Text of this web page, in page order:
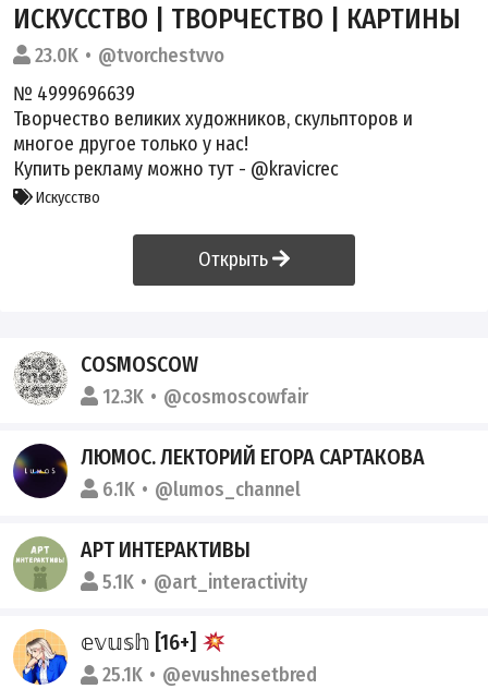
ИСКУССТВО | ТВОРЧЕСТВО | КАРТИНЫ
23.0K
@tvorchestvvo
№ 4999696639
Творчество великих художников, скульпторов и
многое другое только у нас!
Купить рекламу можно тут - @kravicrec
Искусство
Открыть
COSMOSCOW
12.3K @cosmoscowfair
ЛЮМОС. ЛЕКТОРИЙ ЕГОРА САРТАКОВА
6.1K @lumos_channel
АРТ ИНТЕРАКТИВЫ
5.1K @art_interactivity
𝕖𝕧𝕦𝕤𝕙 [16+]
25.1K @evushnesetbred